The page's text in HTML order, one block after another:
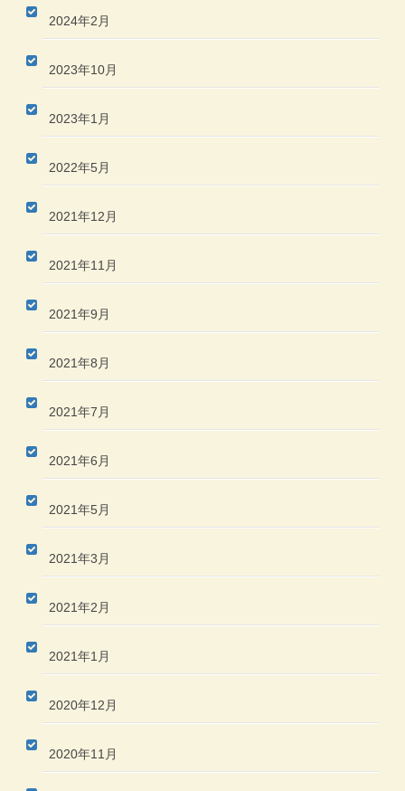
2024年2月
2023年10月
2023年1月
2022年5月
2021年12月
2021年11月
2021年9月
2021年8月
2021年7月
2021年6月
2021年5月
2021年3月
2021年2月
2021年1月
2020年12月
2020年11月